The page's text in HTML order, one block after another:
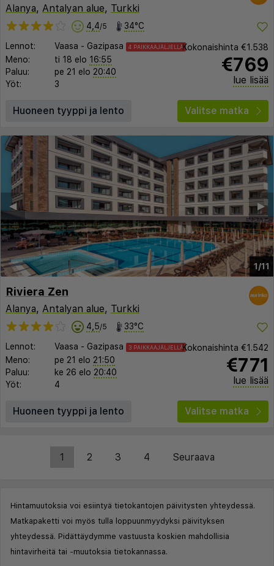
Alanya, Antalyan alue, Turkki
4,4/5 34°C
Lennot: Vaasa - Gazipasa 4 PAIKKAAJÄLJELLÄ
Meno: ti 18 elo 16:55
Paluu:
pe 21 elo 20:40
Yöt:
3
Kokonaishinta €1.538
€769
lue lisää
Huoneen tyyppi ja lento Valitse matka
1/11
▶︎
◀︎
Riviera Zen
Alanya, Antalyan alue, Turkki
4,5/5 33°C
Lennot: Vaasa - Gazipasa 3 PAIKKAAJÄLJELLÄ
Meno: pe 21 elo 21:50
Paluu:
ke 26 elo 20:40
Yöt:
4
Kokonaishinta €1.542
€771
lue lisää
Huoneen tyyppi ja lento Valitse matka
1 2 3 4 Seuraava
Hintamuutoksia voi esiintyä tietokantojen päivitysten yhteydessä.
Matkapaketti voi myös tulla loppuunmyydyksi päivityksen
yhteydessä. Pidättäydymme vastuusta koskien mahdollisia
hintavirheitä tai -muutoksia tietokannassa.